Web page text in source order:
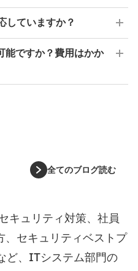
していますか？
能ですか？費用はかか
全てのブログ読む
キュリティ対策、社員
セキュリティベストプ
ど、ITシステム部門の